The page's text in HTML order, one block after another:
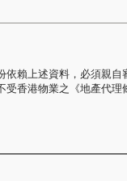
賴上述資料，必須親自
香港物業之《地產代理